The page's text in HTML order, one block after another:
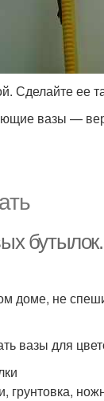
Сделайте ее
вазы —
доме, не
вазы для